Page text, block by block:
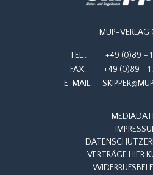
MUP-VERLAG
TEL.:
+49 (0)89 –
FAX:
+49 (0)89 –
E-MAIL:
VERTRÄGE HIER